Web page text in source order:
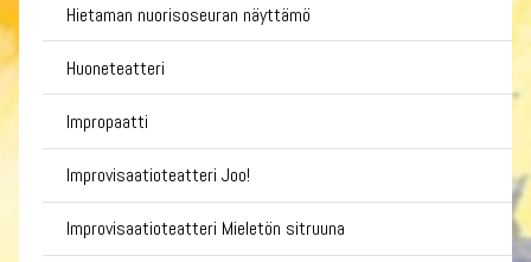
Hietaman nuorisoseuran näyttämö
Huoneteatteri
Impropaatti
Improvisaatioteatteri Joo!
Improvisaatioteatteri Mieletön sitruuna